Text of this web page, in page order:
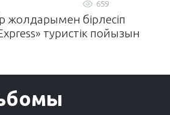
659
жолдарымен бірлесіп
туристік пойызын